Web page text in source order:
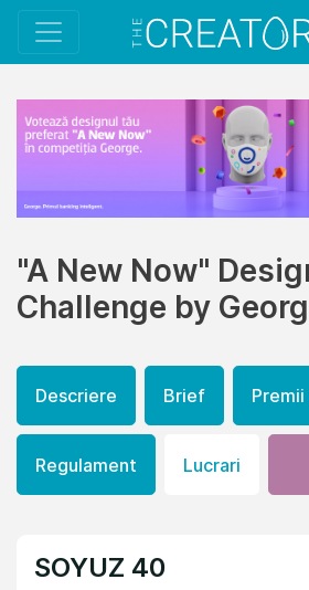
"A New Now"
Challenge by
Descriere Brief Premii
Regulament Lucrari
SOYUZ 40